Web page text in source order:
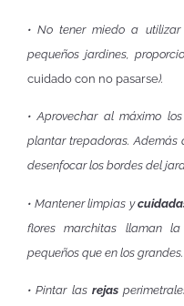
• No tener miedo a
pequeños jardines,
cuidado con no pasarse).
• Aprovechar al máximo los
plantar trepadoras.
desenfocar los bordes del
• Mantener limpias y
flores marchitas llaman
pequeños que en los grandes.
• Pintar lasrejas